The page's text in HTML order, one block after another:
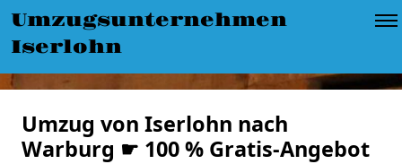
Umzugsunternehmen
Iserlohn
Umzug von Iserlohn nach
Warburg ☛ 100 % Gratis-Angebot